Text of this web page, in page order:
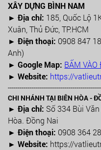
XÂY DỰNG BÌNH NAM
► Địa chỉ: 185, Quốc Lộ
Xuân, Thủ Đức, TP.HCM
►Điện thoại: 0908 847
Anh)
►Google Map: BẤM
► Website: https://
CHI NHÁNH TẠI BIÊN HÒA -
► Địa chỉ: Số 334 Bùi
Hòa. Đồng Nai
► Điện thoại: 0908 364
► Website: https://